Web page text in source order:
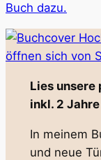
Buch dazu.
Lies unsere
inkl. 2
In meinem
und neue